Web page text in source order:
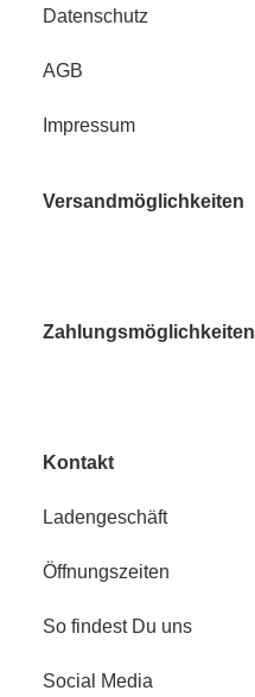
Datenschutz
AGB
Impressum
Versandmöglichkeiten
Zahlungsmöglichkeiten
Kontakt
Ladengeschäft
Öffnungszeiten
So findest Du uns
Social Media